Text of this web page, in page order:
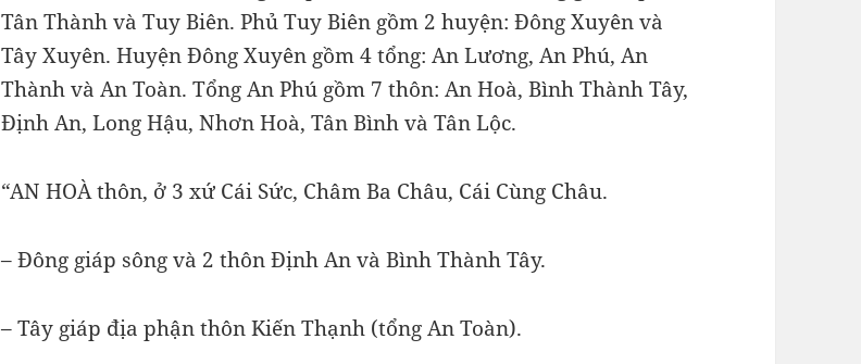
Tân Thành và Tuy Biên. Phủ Tuy Biên gồm 2 huyện: Đông Xuyên và
Tây Xuyên. Huyện Đông Xuyên gồm 4 tổng: An Lương, An Phú, An
Thành và An Toàn. Tổng An Phú gồm 7 thôn: An Hoà, Bình Thành Tây,
Định An, Long Hậu, Nhơn Hoà, Tân Bình và Tân Lộc.
“AN HOÀ thôn, ở 3 xứ Cái Sức, Châm Ba Châu, Cái Cùng Châu.
– Đông giáp sông và 2 thôn Định An và Bình Thành Tây.
– Tây giáp địa phận thôn Kiến Thạnh (tổng An Toàn).